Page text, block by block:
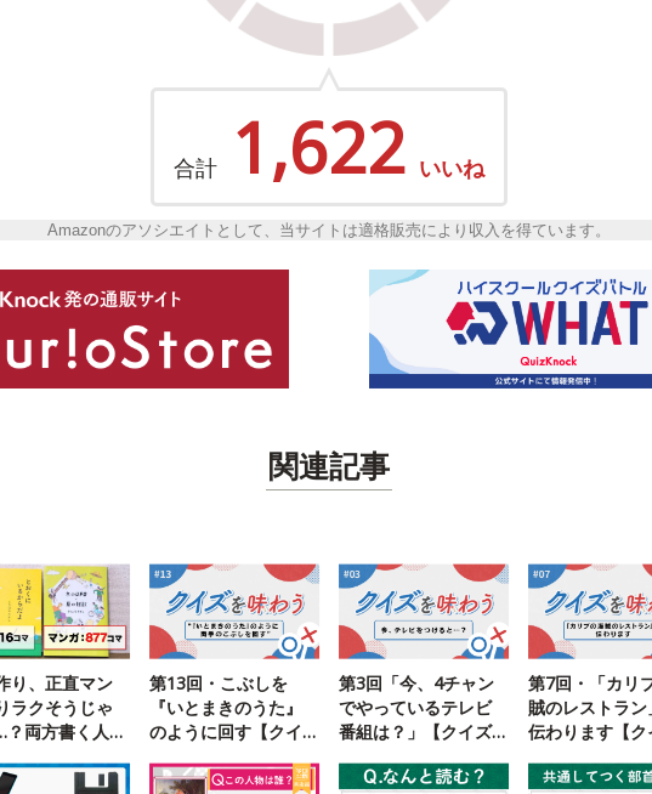
合計 1,622 いいね
Amazonのアソシエイトとして、当サイトは適格販売により収入を得ています。
関連記事
り、正直マン
ラクそうじゃ
両方書く人に
第13回・こぶしを
『いとまきのうた』
のように回す【クイ
第3回「今、4チャン
でやっているテレビ
番組は？」【クイズ
第7回・「カリ
賊のレストラン
伝わります【ク